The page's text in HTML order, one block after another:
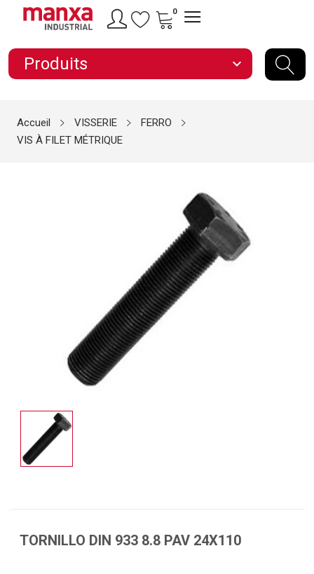
0
Produits expand_more
Accueil VISSERIE
FERRO
VIS À FILET MÉTRIQUE
TORNILLO DIN 933 8.8 PAV 24X110